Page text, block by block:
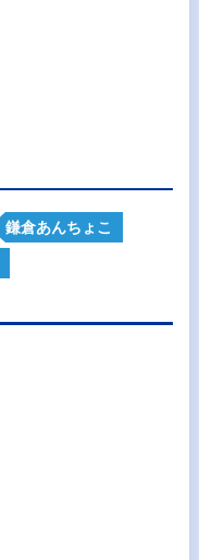
鎌倉あんちょこ